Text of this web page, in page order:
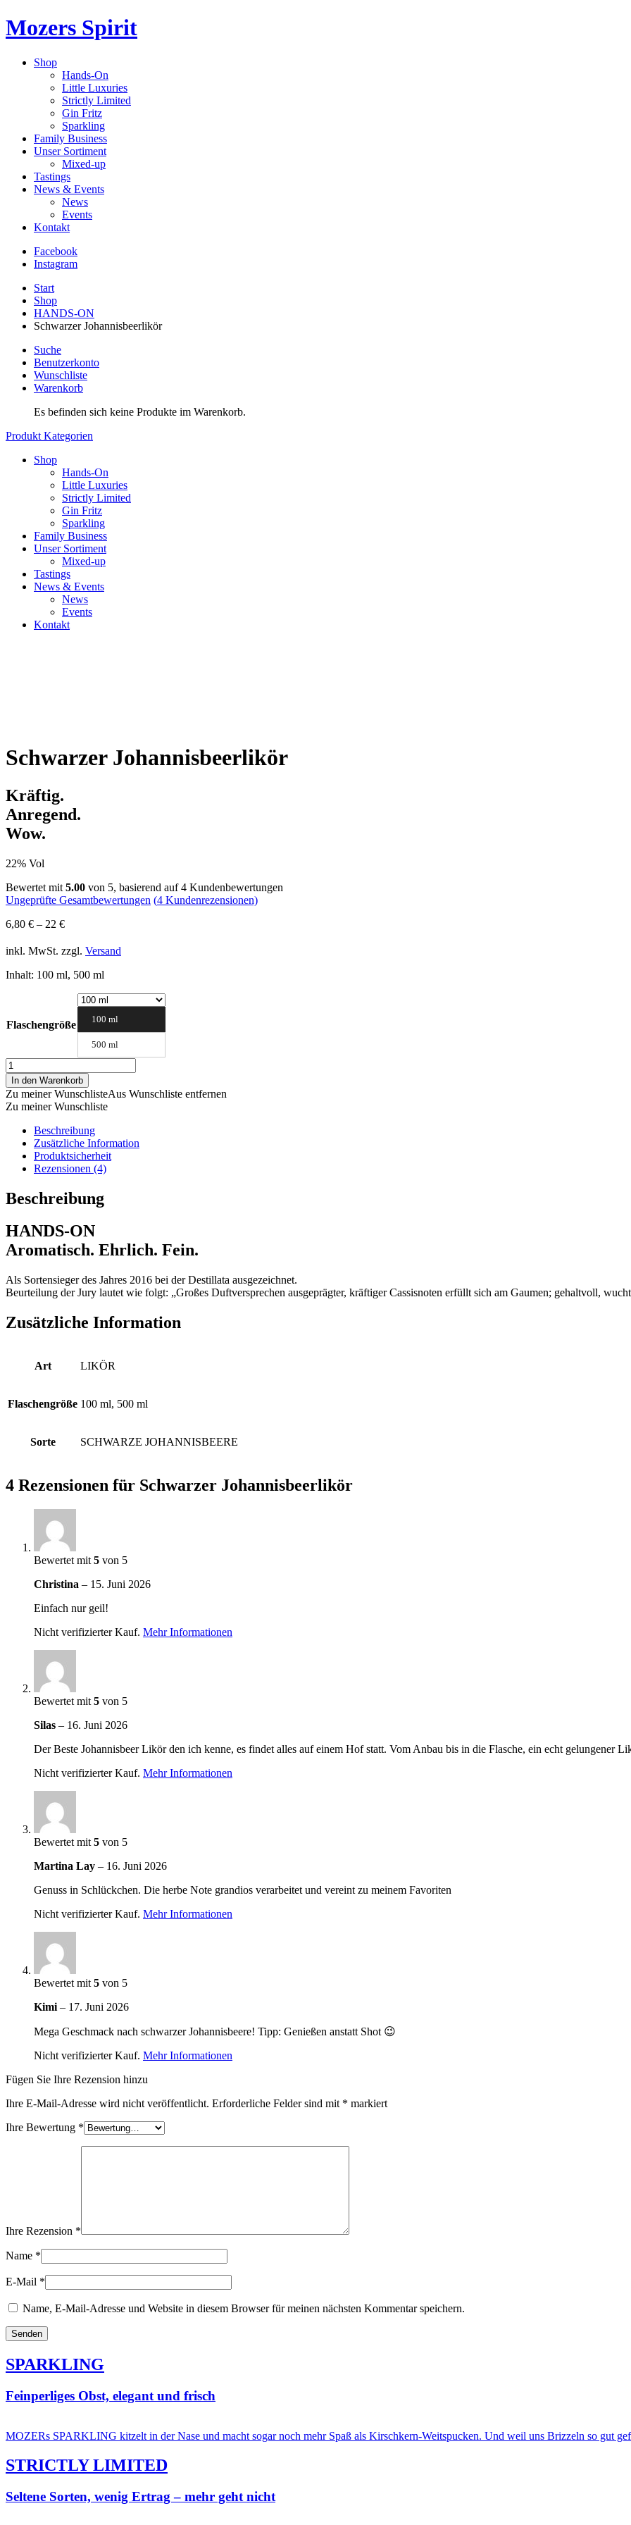
Mozers Spirit
Shop
Hands-On
Little Luxuries
Strictly Limited
Gin Fritz
Sparkling
Family Business
Unser Sortiment
Mixed-up
Tastings
News & Events
News
Events
Kontakt
Facebook
Instagram
Start
Shop
HANDS-ON
Schwarzer Johannisbeerlikör
Suche
Benutzerkonto
Wunschliste
Warenkorb
Es befinden sich keine Produkte im Warenkorb.
Produkt Kategorien
Shop
Hands-On
Little Luxuries
Strictly Limited
Gin Fritz
Sparkling
Family Business
Unser Sortiment
Mixed-up
Tastings
News & Events
News
Events
Kontakt
Schwarzer Johannisbeerlikör
Kräftig.
Anregend.
Wow.
22% Vol
Bewertet mit 5.00 von 5, basierend auf4 Kundenbewertungen
Ungeprüfte Gesamtbewertungen (4 Kundenrezensionen)
6,80 € – 22 €
inkl. MwSt. zzgl. Versand
Inhalt: 100 ml, 500 ml
Flaschengröße 100 ml
500 ml
Schwarzer
Johannisbeerlikör
Menge
In den Warenkorb
Zu meiner WunschlisteAus Wunschliste entfernen
Zu meiner Wunschliste
Beschreibung
Zusätzliche Information
Produktsicherheit
Rezensionen (4)
Beschreibung
HANDS-ON
Aromatisch. Ehrlich. Fein.
Als Sortensieger des Jahres 2016 bei der Destillata ausgezeichnet.
Beurteilung der Jury lautet wie folgt: „Großes Duftversprechen ausgeprägter, kräftiger Cassisnoten erfüllt sich am Gaumen; gehaltvoll,
Zusätzliche Information
Art LIKÖR
Flaschengröße 100 ml, 500 ml
Sorte SCHWARZE JOHANNISBEERE
4 Rezensionen für Schwarzer Johannisbeerlikör
Bewertet mit 5 von 5
Christina – 15. Juni 2026
Einfach nur geil!
Nicht verifizierter Kauf. Mehr Informationen
Bewertet mit 5 von 5
Silas – 16. Juni 2026
Der Beste Johannisbeer Likör den ich kenne, es findet alles auf einem Hof statt. Vom Anbau bis in die Flasche, ein echt gelungener
Nicht verifizierter Kauf. Mehr Informationen
Bewertet mit 5 von 5
Martina Lay – 16. Juni 2026
Genuss in Schlückchen. Die herbe Note grandios verarbeitet und vereint zu meinem Favoriten
Nicht verifizierter Kauf. Mehr Informationen
Bewertet mit 5 von 5
Kimi – 17. Juni 2026
Mega Geschmack nach schwarzer Johannisbeere! Tipp: Genießen anstatt Shot 😉
Nicht verifizierter Kauf. Mehr Informationen
Fügen Sie Ihre Rezension hinzu
Ihre E-Mail-Adresse wird nicht veröffentlicht. Erforderliche Felder sind mit * markiert
Ihre Bewertung *
Ihre Rezension *
Name *
E-Mail *
Name, E-Mail-Adresse und Website in diesem Browser für meinen nächsten Kommentar speichern.
SPARKLING
Feinperliges Obst, elegant und frisch
MOZERs SPARKLING kitzelt in der Nase und macht sogar noch mehr Spaß als Kirschkern-Weitspucken. Und weil uns Brizzeln so gut
STRICTLY LIMITED
Seltene Sorten, wenig Ertrag – mehr geht nicht